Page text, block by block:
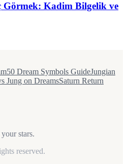
Görmek: Kadim Bilgelik ve
50 Dream Symbols GuideJungian
Jung on DreamsSaturn Return
stars.
reserved.